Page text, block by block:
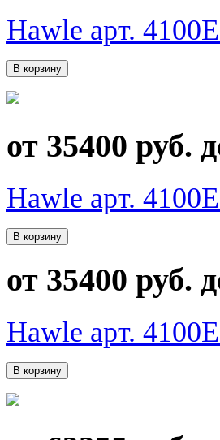
Hawle арт.
от 35400 руб.
Hawle арт.
от 35400 руб.
Hawle арт.